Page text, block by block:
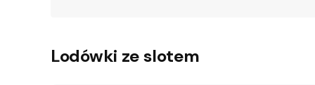
Lodówki ze slotem